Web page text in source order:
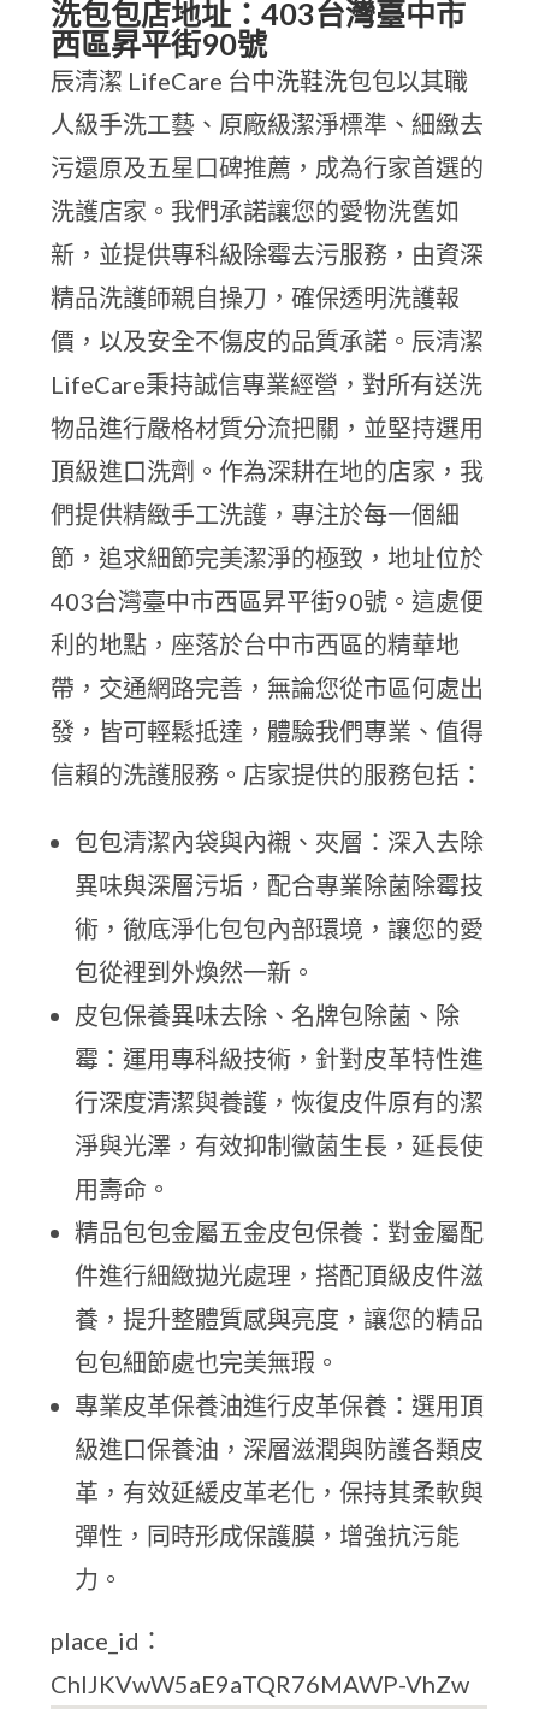
洗包包店地址：403台灣臺中市
西區昇平街90號
辰清潔 LifeCare 台中洗鞋洗包包以其職
人級手洗工藝、原廠級潔淨標準、細緻去
污還原及五星口碑推薦，成為行家首選的
洗護店家。我們承諾讓您的愛物洗舊如
新，並提供專科級除霉去污服務，由資深
精品洗護師親自操刀，確保透明洗護報
價，以及安全不傷皮的品質承諾。辰清潔
LifeCare秉持誠信專業經營，對所有送洗
物品進行嚴格材質分流把關，並堅持選用
頂級進口洗劑。作為深耕在地的店家，我
們提供精緻手工洗護，專注於每一個細
節，追求細節完美潔淨的極致，地址位於
403台灣臺中市西區昇平街90號。這處便
利的地點，座落於台中市西區的精華地
帶，交通網路完善，無論您從市區何處出
發，皆可輕鬆抵達，體驗我們專業、值得
信賴的洗護服務。店家提供的服務包括：
包包清潔內袋與內襯、夾層：深入去除
異味與深層污垢，配合專業除菌除霉技
術，徹底淨化包包內部環境，讓您的愛
包從裡到外煥然一新。
皮包保養異味去除、名牌包除菌、除
霉：運用專科級技術，針對皮革特性進
行深度清潔與養護，恢復皮件原有的潔
淨與光澤，有效抑制黴菌生長，延長使
用壽命。
精品包包金屬五金皮包保養：對金屬配
件進行細緻拋光處理，搭配頂級皮件滋
養，提升整體質感與亮度，讓您的精品
包包細節處也完美無瑕。
專業皮革保養油進行皮革保養：選用頂
級進口保養油，深層滋潤與防護各類皮
革，有效延緩皮革老化，保持其柔軟與
彈性，同時形成保護膜，增強抗污能
力。
place_id：
ChIJKVwW5aE9aTQR76MAWP-VhZw